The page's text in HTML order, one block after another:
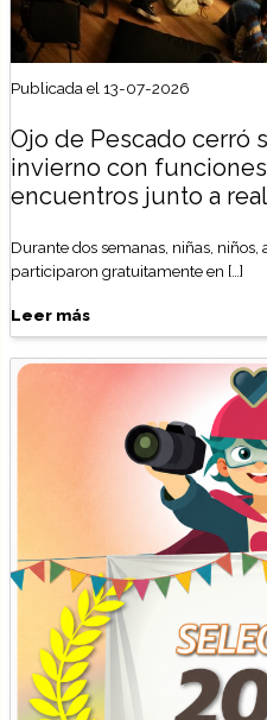
Publicada el 13-07-2026
Ojo de Pescado cerró
invierno con
encuentros junto a
Durante dos semanas, niñas,
participaron gratuitamente en […]
Leer más